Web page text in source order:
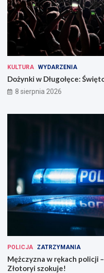
KULTURA WYDARZENIA
Dożynki w Długołęce:
8 sierpnia 2026
POLICJA ZATRZYMANIA
Mężczyzna w rękach policji
Złotoryi szokuje!